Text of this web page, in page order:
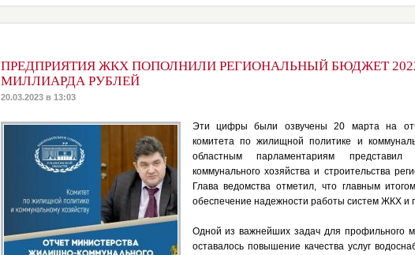
ПРЕДПРИЯТИЯ ЖКХ ПОПОЛНИЛИ РЕГИОНАЛЬНЫЙ БЮДЖЕТ
МИЛЛИАРДА РУБЛЕЙ
20.03.2023 в 13:03
Эти цифры были озвучены 20 марта на
комитета по жилищной политике и
областным парламентариям
коммунального хозяйства и строительства
Глава ведомства отметил, что главным
обеспечение надежности работы систем ЖКХ и
Одной из важнейших задач для профильного
оставалось повышение качества услуг